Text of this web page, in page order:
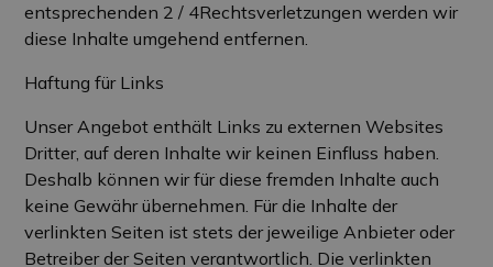
entsprechenden 2 / 4Rechtsverletzungen werden wir
diese Inhalte umgehend entfernen.
Haftung für Links
Unser Angebot enthält Links zu externen Websites
Dritter, auf deren Inhalte wir keinen Einfluss haben.
Deshalb können wir für diese fremden Inhalte auch
keine Gewähr übernehmen. Für die Inhalte der
verlinkten Seiten ist stets der jeweilige Anbieter oder
Betreiber der Seiten verantwortlich. Die verlinkten